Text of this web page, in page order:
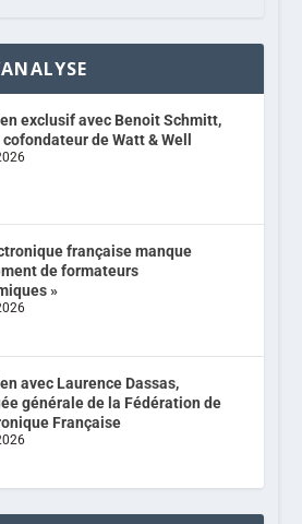
exclusif avec Benoit Schmitt,
cofondateur de Watt & Well
française manque
de formateurs
»
avec Laurence Dassas,
générale de la Fédération de
Française